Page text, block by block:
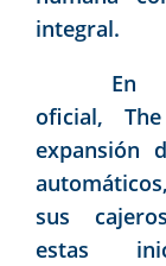
integral.
oficial,
expansión
sus
estas